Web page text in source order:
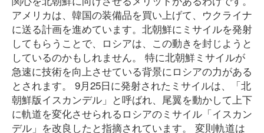
アメリカは、韓国の装備品を買い上げて、ウクライナ
に送る計画を進めています。北朝鮮にミサイルを発射
してもらうことで、ロシアは、この動きを封じようと
しているのかもしれません。 特に北朝鮮ミサイルが
急速に技術を向上させている背景にロシアの力がある
とされます。 9月25日に発射されたミサイルは、「北
朝鮮版イスカンデル」と呼ばれ、尾翼を動かして上下
に軌道を変化させられるロシアのミサイル「イスカン
デル」を改良したと指摘されています。 変則軌道は